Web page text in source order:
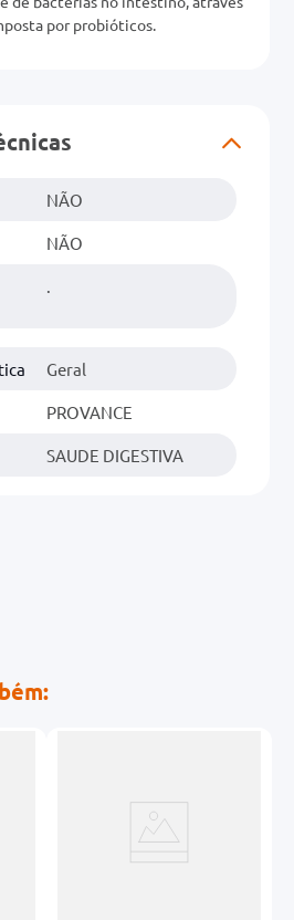
por probióticos.
NÃO
NÃO
.
Geral
PROVANCE
SAUDE DIGESTIVA